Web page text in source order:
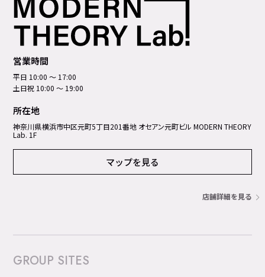
営業時間
平日 10:00 ～ 17:00
土日祝 10:00 ～ 19:00
所在地
神奈川県横浜市中区元町5丁⽬201番地 オセアン元町ビル MODERN THEORY
Lab. 1F
マップを見る
店舗詳細を見る
GROUP SITES